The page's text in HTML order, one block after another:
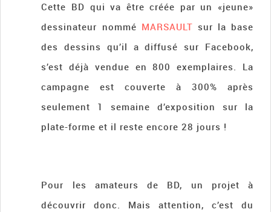
Cette BD qui va être créée par un «jeune»
dessinateur nommé MARSAULT sur la base
des dessins qu’il a diffusé sur Facebook,
s’est déjà vendue en 800 exemplaires. La
campagne est couverte à 300% après
seulement 1 semaine d’exposition sur la
plate-forme et il reste encore 28 jours !
Pour les amateurs de BD, un projet à
découvrir donc. Mais attention, c’est du